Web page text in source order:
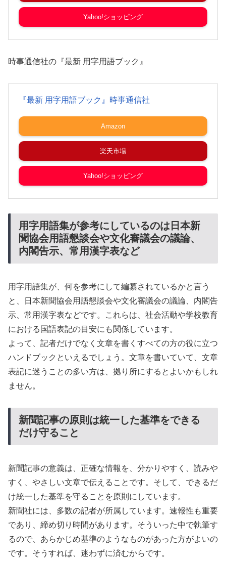
Yahoo!ショッピング
時事通信社の『最新 用字用語ブック』
『最新 用字用語ブック』時事通信社
Amazon
楽天市場
Yahoo!ショッピング
用字用語集が参考にしているのは日本新
聞協会用語懇談会や文化審議会の議論、
内閣告示、常用漢字表など
用字用語集が、何を参考にして編纂されているかと言う
と、日本新聞協会用語懇談会や文化審議会の議論、内閣告
示、常用漢字表などです。これらは、社会活動や学校教育
における国語表記の目安にも関係しています。
よって、記者だけでなく文章を書くすべての方の役に立つ
ハンドブックといえるでしょう。文章を書いていて、文章
表記に迷うことの多い方は、拠り所にするとよいかもしれ
ません。
新聞記事の原則は統一した基準をできる
だけ守ること
新聞記事の意義は、正確な情報を、分かりやすく、読みや
すく、やさしい文章で伝えることです。そして、できるだ
け統一した基準を守ることを原則にしています。
新聞社には、多数の記者が所属しています。速報性も重要
であり、締め切り時間があります。そういった中で執筆す
るので、あらかじめ基準のようなものがあった方がよいの
です。そうすれば、迷わずに済むからです。